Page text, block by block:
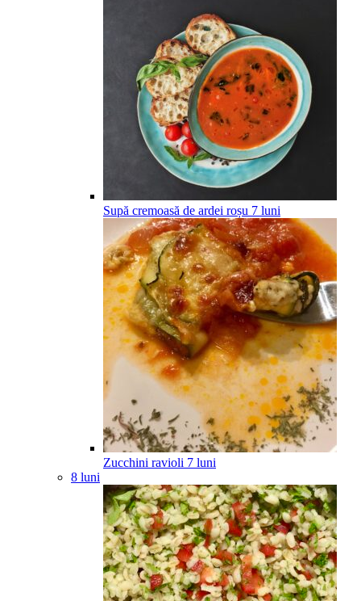
Supă cremoasă de ardei roșu 7 luni
Zucchini ravioli 7 luni
8 luni